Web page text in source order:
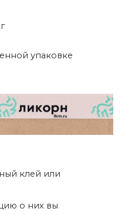
упаковке
клей или
о них вы